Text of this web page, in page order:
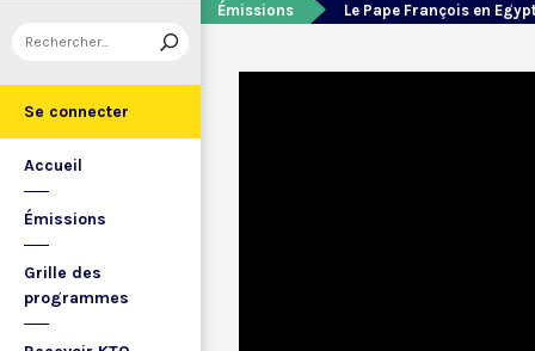
Se connecter
Accueil
Émissions
Grille des
programmes
Émissions Le Pape François en